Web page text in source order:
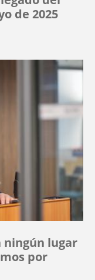
de 2025
ningún lugar
por